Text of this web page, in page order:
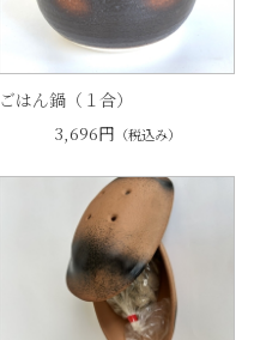
ごはん鍋（１合）
3,696円 （税込み）